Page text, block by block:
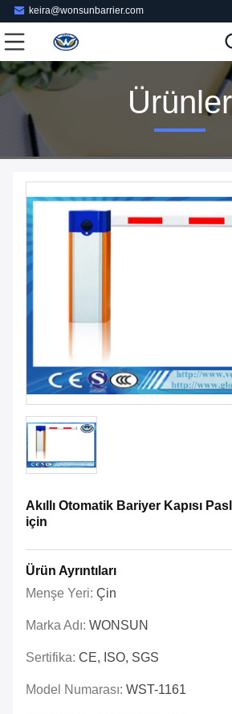
keira@wonsunbarrier.com
Ürünler
Akıllı Otomatik Bariyer Kapısı
için
Ürün Ayrıntıları
Menşe Yeri: Çin
Marka Adı: WONSUN
Sertifika: CE, ISO, SGS
Model Numarası: WST-1161